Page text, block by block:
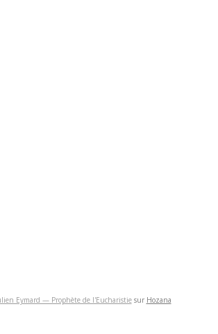
Eymard — Prophète de l'Eucharistiesur Hozana